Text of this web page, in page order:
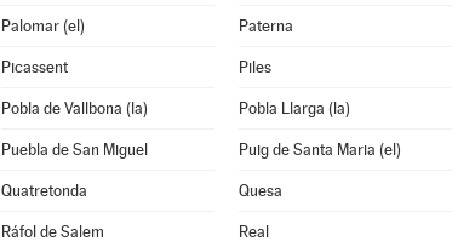
Palomar (el) Paterna
Picassent Piles
Pobla de Vallbona (la) Pobla Llarga (la)
Puebla de San Miguel Puig de Santa Maria (el)
Quatretonda Quesa
Ráfol de Salem Real